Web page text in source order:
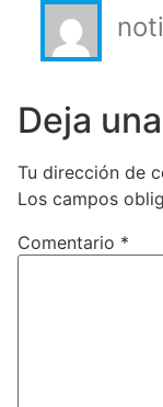
Deja
Tu dirección de
Los campos
Comentario *